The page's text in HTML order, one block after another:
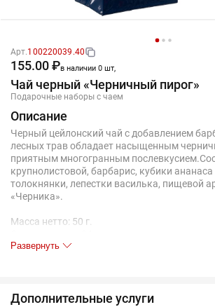
Арт.100220039.40
155.00 ₽в наличии 0 шт,
Чай черный «Черничный пирог»
Подарочные наборы с чаем
Описание
Черный цейлонский чай с добавлением
лесных трав обладает насыщенным
приятным многогранным
крупнолистовой, барбарис, кубики
толокнянки, лепестки василька, пищевой
«Черника».
Масса нетто: 50 г.
Развернуть
Дополнительные услуги